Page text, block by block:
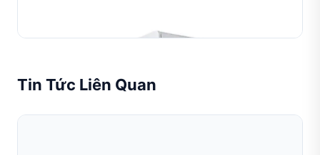
Tin Tức Liên Quan